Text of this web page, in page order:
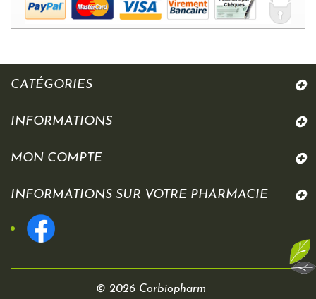
CATÉGORIES
INFORMATIONS
© 2026 Corbiopharm
MON COMPTE
INFORMATIONS SUR VOTRE PHARMACIE